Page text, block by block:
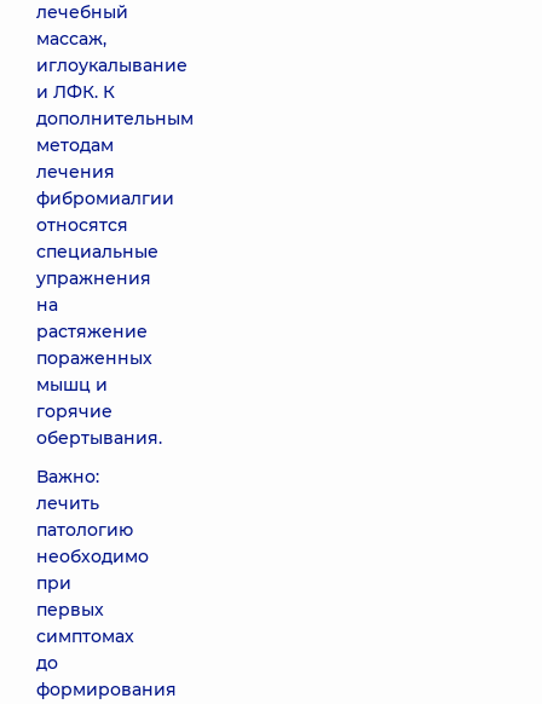
лечебный
массаж,
иглоукалывание
и ЛФК. К
дополнительным
методам
лечения
фибромиалгии
относятся
специальные
упражнения
на
растяжение
пораженных
мышц и
горячие
обертывания.
Важно:
лечить
патологию
необходимо
при
первых
симптомах
до
формирования